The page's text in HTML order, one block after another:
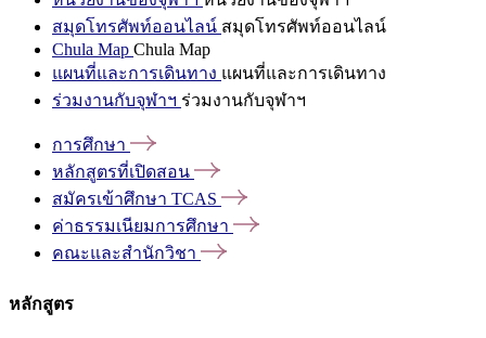
สมุดโทรศัพท์ออนไลน์ สมุดโทรศัพท์ออนไลน์
Chula Map Chula Map
แผนที่และการเดินทาง แผนที่และการเดินทาง
ร่วมงานกับจุฬาฯ ร่วมงานกับจุฬาฯ
การศึกษา
หลักสูตรที่เปิดสอน
สมัครเข้าศึกษา TCAS
ค่าธรรมเนียมการศึกษา
คณะและสำนักวิชา
หลักสูตร